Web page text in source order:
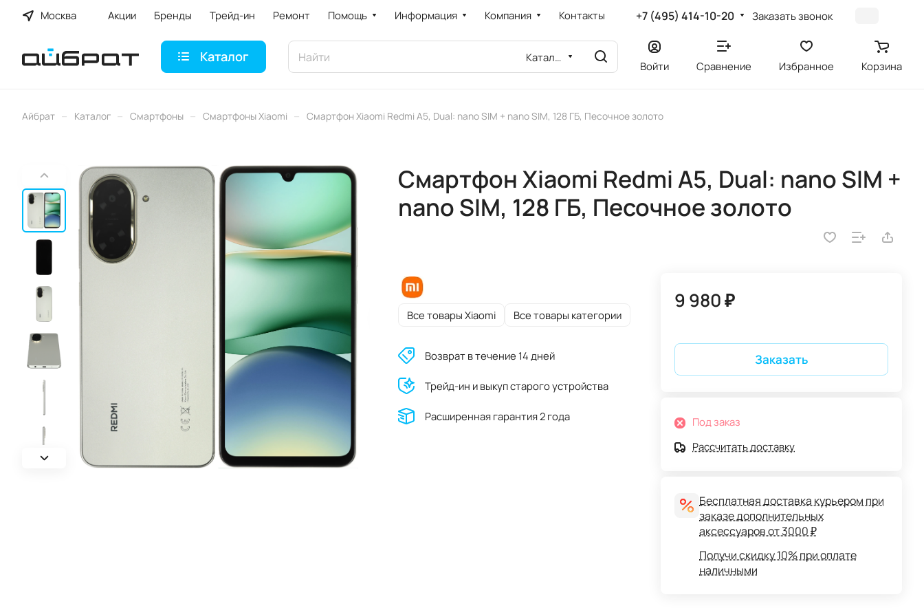
Москва Акции Бренды Трейд-ин Ремонт Помощь Информация Компания Контакты +7 (495) 414-10-20 Заказать звонок
Каталог Каталог
Войти Сравнение Избранное Корзина
Айбрат – Каталог – Смартфоны – Смартфоны Xiaomi – Смартфон Xiaomi Redmi A5, Dual: nano SIM + nano SIM, 128 ГБ, Песочное золото
Смартфон Xiaomi Redmi A5, Dual: nano SIM +
nano SIM, 128 ГБ, Песочное золото
Все товары Xiaomi Все товары категории
Возврат в течение 14 дней
Трейд-ин и выкуп старого устройства
Расширенная гарантия 2 года
9 980 ₽
Заказать
Под заказ
Рассчитать доставку
Бесплатная доставка курьером при
заказе дополнительных
аксессуаров от 3000 ₽
Получи скидку 10% при оплате
наличными